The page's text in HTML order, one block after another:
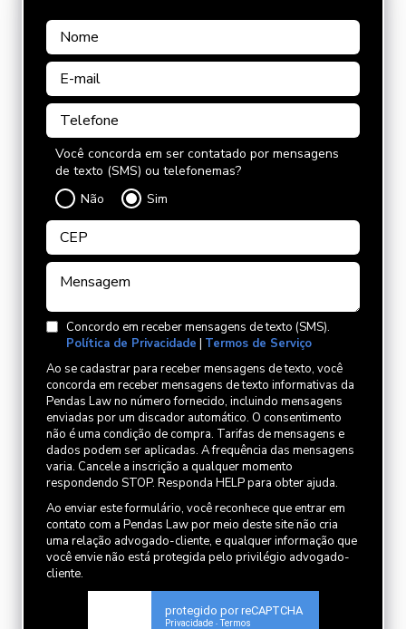
Você concorda em ser contatado por mensagens
de texto (SMS) ou telefonemas?
Não
Sim
Concordo em receber mensagens de texto (SMS).
Política de Privacidade | Termos de Serviço
Ao se cadastrar para receber mensagens de texto, você
concorda em receber mensagens de texto informativas da
Pendas Law no número fornecido, incluindo mensagens
enviadas por um discador automático. O consentimento
não é uma condição de compra. Tarifas de mensagens e
dados podem ser aplicadas. A frequência das mensagens
varia. Cancele a inscrição a qualquer momento
respondendo STOP. Responda HELP para obter ajuda.
Ao enviar este formulário, você reconhece que entrar em
contato com a Pendas Law por meio deste site não cria
uma relação advogado-cliente, e qualquer informação que
você envie não está protegida pelo privilégio advogado-
cliente.
protegido por reCAPTCHA
Privacidade - Termos